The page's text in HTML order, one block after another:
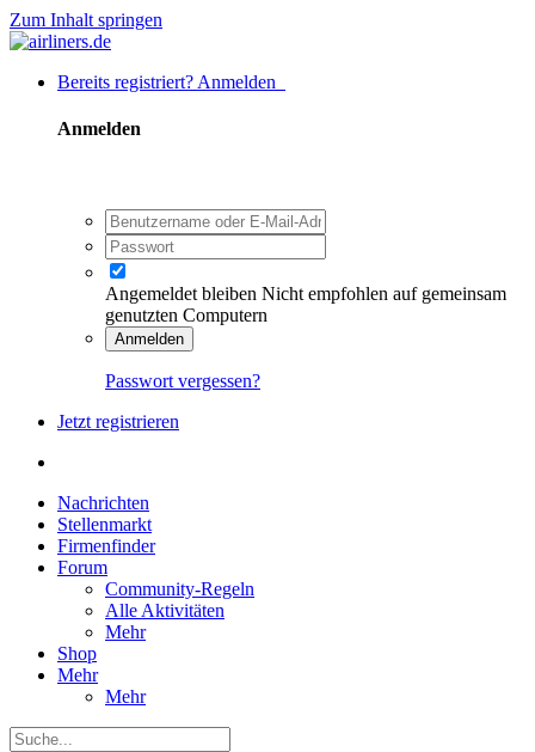
Zum Inhalt springen
Bereits registriert? Anmelden
Anmelden
Angemeldet bleiben Nicht empfohlen auf gemeinsam
genutzten Computern
Anmelden
Passwort vergessen?
Jetzt registrieren
Nachrichten
Stellenmarkt
Firmenfinder
Forum
Community-Regeln
Alle Aktivitäten
Mehr
Shop
Mehr
Mehr